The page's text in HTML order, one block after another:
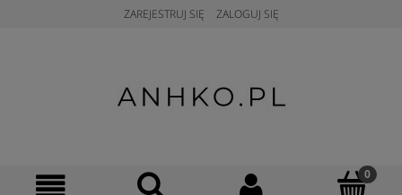
ZAREJESTRUJ SIĘ ZALOGUJ SIĘ